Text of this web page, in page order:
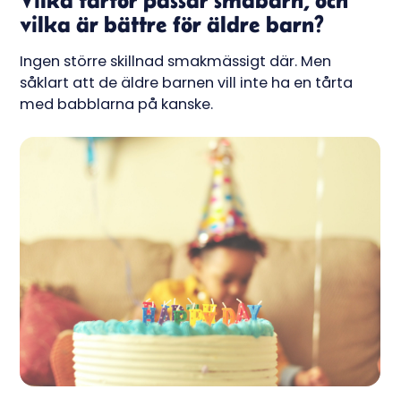
vilka är bättre för äldre barn?
Ingen större skillnad smakmässigt där. Men
såklart att de äldre barnen vill inte ha en tårta
med babblarna på kanske.